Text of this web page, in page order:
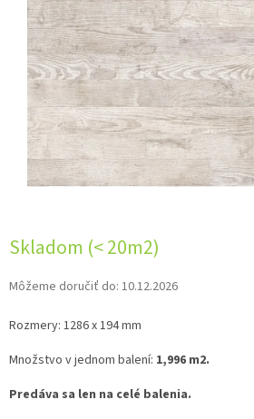
Skladom (< 20m2)
Môžeme doručiť do: 10.12.2026
Rozmery: 1286 x 194 mm
Množstvo v jednom balení: 1,996 m2.
Predáva sa len na celé balenia.